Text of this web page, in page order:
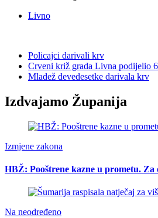
Livno
Policajci darivali krv
Crveni križ grada Livna podijelio
Mladež devedesetke darivala krv
Izdvajamo Županija
Izmjene zakona
HBŽ: Pooštrene kazne u prometu.
Na neodređeno